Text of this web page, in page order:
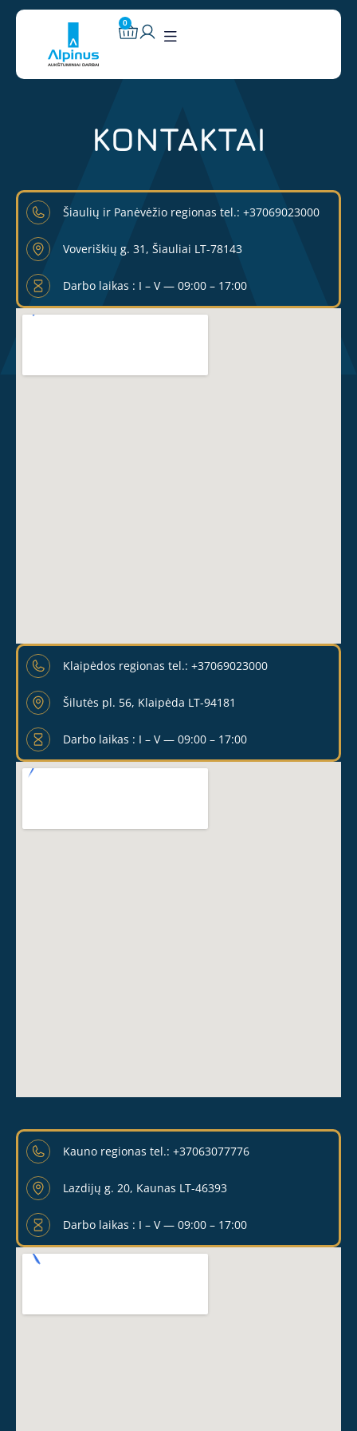
0
KONTAKTAI
Šiaulių ir Panėvėžio regionas tel.: +37069023000
Voveriškių g. 31, Šiauliai LT-78143
Darbo laikas : I – V — 09:00 – 17:00
Klaipėdos regionas tel.: +37069023000
Šilutės pl. 56, Klaipėda LT-94181
Darbo laikas : I – V — 09:00 – 17:00
Kauno regionas tel.: +37063077776
Lazdijų g. 20, Kaunas LT-46393
Darbo laikas : I – V — 09:00 – 17:00